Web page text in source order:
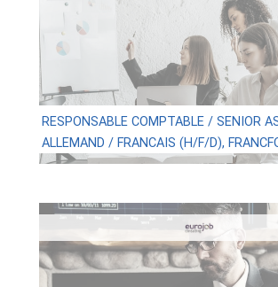
RESPONSABLE COMPTABLE / SENIOR
ALLEMAND / FRANCAIS (H/F/D),